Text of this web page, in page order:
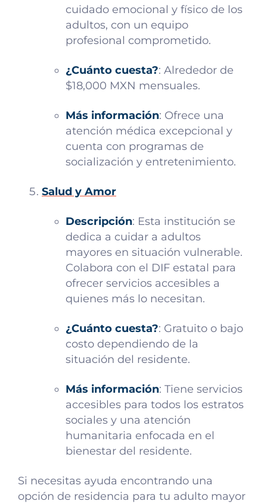
cuidado emocional y físico de los
adultos, con un equipo
profesional comprometido.
¿Cuánto cuesta?: Alrededor de
$18,000 MXN mensuales.
Más información: Ofrece una
atención médica excepcional y
cuenta con programas de
socialización y entretenimiento.
Salud y Amor
Descripción: Esta institución se
dedica a cuidar a adultos
mayores en situación vulnerable.
Colabora con el DIF estatal para
ofrecer servicios accesibles a
quienes más lo necesitan.
¿Cuánto cuesta?: Gratuito o bajo
costo dependiendo de la
situación del residente.
Más información: Tiene servicios
accesibles para todos los estratos
sociales y una atención
humanitaria enfocada en el
bienestar del residente.
Si necesitas ayuda encontrando una
opción de residencia para tu adulto mayor